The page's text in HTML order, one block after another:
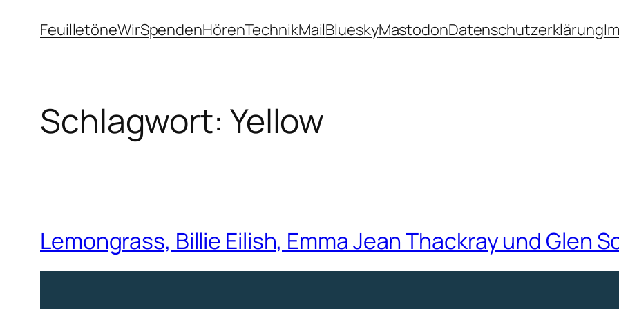
InhaltFeuilletöneWirSpendenHörenTechnikMailBlueskyMastodonDatenschutzerklärung
Schlagwort: Yellow
Lemongrass, Billie Eilish, Emma Jean Thackray und Glen